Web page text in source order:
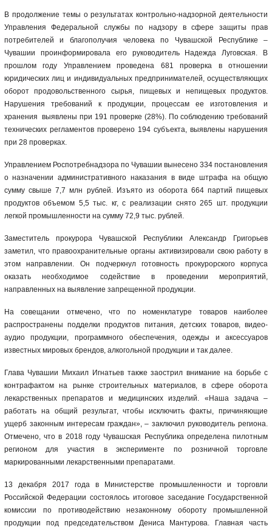
В продолжение темы о результатах контрольно-надзорной деятельности
Управления Федеральной службы по надзору в сфере защиты прав
потребителей и благополучия человека по Чувашской Республике –
Чувашии проинформировала его руководитель Надежда Луговская. В
прошлом году Управлением проведена 681 проверка в отношении
юридических лиц и индивидуальных предпринимателей, осуществляющих
оборот продовольственного сырья, пищевых и непищевых продуктов.
Нарушения требований к продукции, процессам ее изготовления и
хранения выявлены при 191 проверке (28%). По соблюдению требований
технических регламентов проверено 194 субъекта, выявлены нарушения
при 28 проверках.
Управлением Роспотребнадзора по Чувашии вынесено 334 постановления
о назначении административного наказания в виде штрафа на общую
сумму свыше 7,7 млн рублей. Изъято из оборота 664 партий пищевых
продуктов объемом 5,5 тыс. кг, с реализации снято 265 шт. продукции
легкой промышленности на сумму 72,9 тыс. рублей.
Заместитель прокурора Чувашской Республики Александр Григорьев
заметил, что правоохранительные органы активизировали свою работу в
этом направлении. Он подчеркнул готовность прокурорского корпуса
оказать необходимое содействие в проведении мероприятий,
направленных на выявление запрещенной продукции.
На совещании отмечено, что по номенклатуре товаров наиболее
распространены подделки продуктов питания, детских товаров, видео-
аудио продукции, программного обеспечения, одежды и аксессуаров
известных мировых брендов, алкогольной продукции и так далее.
Глава Чувашии Михаил Игнатьев также заострил внимание на борьбе с
контрафактом на рынке строительных материалов, в сфере оборота
лекарственных препаратов и медицинских изделий. «Наша задача –
работать на общий результат, чтобы исключить факты, причиняющие
ущерб законным интересам граждан», – заключил руководитель региона.
Отмечено, что в 2018 году Чувашская Республика определена пилотным
регионом для участия в эксперименте по розничной торговле
маркированными лекарственными препаратами.
13 декабря 2017 года в Министерстве промышленности и торговли
Российской Федерации состоялось итоговое заседание Государственной
комиссии по противодействию незаконному обороту промышленной
продукции под председательством Дениса Мантурова. Главная часть